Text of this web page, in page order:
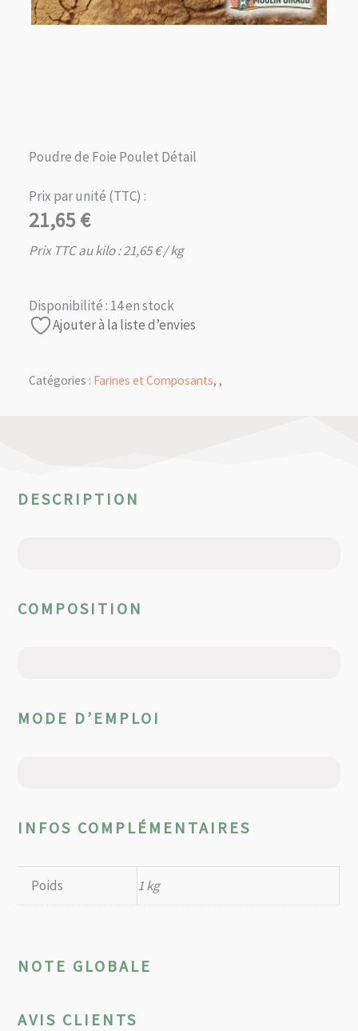
Poudre de Foie Poulet Détail
Prix par unité (TTC) :
21,65€
Prix TTC au kilo :21,65€/ kg
Disponibilité : 14 en stock
Ajouter à la liste d’envies
Catégories : Farines et Composants, ,
DESCRIPTION
COMPOSITION
MODE D’EMPLOI
INFOS COMPLÉMENTAIRES
Poids 1 kg
NOTE GLOBALE
AVIS CLIENTS